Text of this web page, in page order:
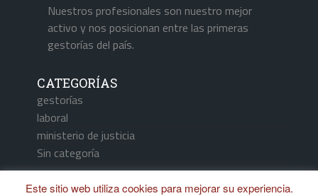
Nuestros profesionales son nuestro mejor
activo y nos posicionan entre las primeras
gestorías del país.
CATEGORÍAS
gestorías
laboral
ministerio de justicia
Sin categoría
Este sitio web utiliza cookies para mejorar su experiencia.